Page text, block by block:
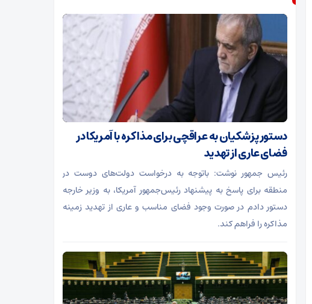
دستور پزشکیان به عراقچی برای مذاکره با آمریکا در
فضای عاری از تهدید
رئیس جمهور نوشت: باتوجه به درخواست دولت‌های دوست در
منطقه برای پاسخ به پیشنهاد رئیس‌جمهور آمریکا، به وزیر خارجه
دستور دادم در صورت وجود فضای مناسب و عاری از تهدید زمینه
مذاکره را فراهم کند.